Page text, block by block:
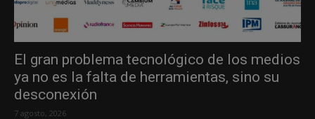
El gran problema tecnológico de los medios
ya no es la falta de herramientas, sino su
desconexión
7 agosto, 2026